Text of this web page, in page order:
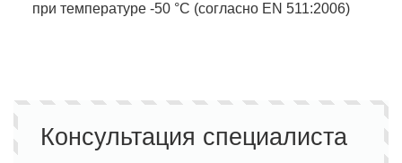
при температуре -50 °С (согласно EN 511:2006)
Консультация специалиста